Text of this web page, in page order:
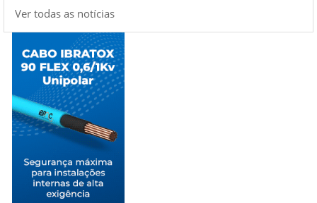
Ver todas as notícias